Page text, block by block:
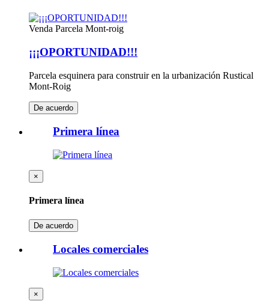
Venda Parcela Mont-roig
¡¡¡OPORTUNIDAD!!!
Parcela esquinera para construir en la urbanización Rustical
Mont-Roig
De acuerdo
Primera línea
×
Primera línea
De acuerdo
Locales comerciales
×